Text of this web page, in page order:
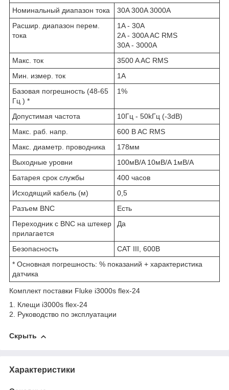
Номинальный диапазон тока
30A 300A 3000A
Расшир. диапазон перем.
тока
1A - 30A
2A - 300A AC RMS
30A - 3000A
Макс. ток
3500 A AC RMS
Мин. измер. ток
1A
Базовая погрешность (48-65
Гц ) *
1%
Допустимая частота
10Гц - 50kГц (-3dB)
Макс. раб. напр.
600 B AC RMS
Макс. диаметр. проводника
178мм
Выходные уровни
100мB/A 10мB/A 1мB/A
Батарея срок службы
400 часов
Исходящий кабель (м)
0,5
Разъем BNC
Есть
Переходник с BNC на штекер
прилагается
Да
Безопасность
CAT III, 600B
* Основная погрешность: % показаний + характеристика
датчика
Комплект поставки Fluke i3000s flex-24
1. Клещи i3000s flex-24
2. Руководство по эксплуатации
Скрыть
Характеристики